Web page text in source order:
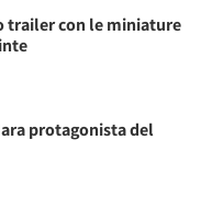
trailer con le miniature
protagonista del